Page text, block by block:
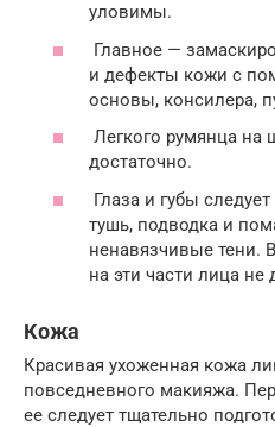
уловимы.
Главное —
и дефекты кожи с
основы, консилера,
Легкого румянца на
достаточно.
Глаза и губы
тушь, подводка и
ненавязчивые тени.
на эти части лица не
Кожа
Красивая ухоженная кожа
повседневного макияжа.
ее следует тщательно